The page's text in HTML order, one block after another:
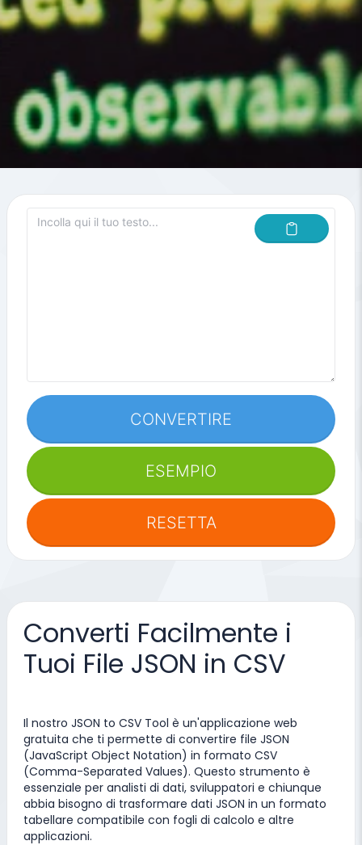
CONVERTIRE
ESEMPIO
RESETTA
Converti Facilmente i
Tuoi File JSON in CSV
Il nostro JSON to CSV Tool è un'applicazione web
gratuita che ti permette di convertire file JSON
(JavaScript Object Notation) in formato CSV
(Comma-Separated Values). Questo strumento è
essenziale per analisti di dati, sviluppatori e chiunque
abbia bisogno di trasformare dati JSON in un formato
tabellare compatibile con fogli di calcolo e altre
applicazioni.